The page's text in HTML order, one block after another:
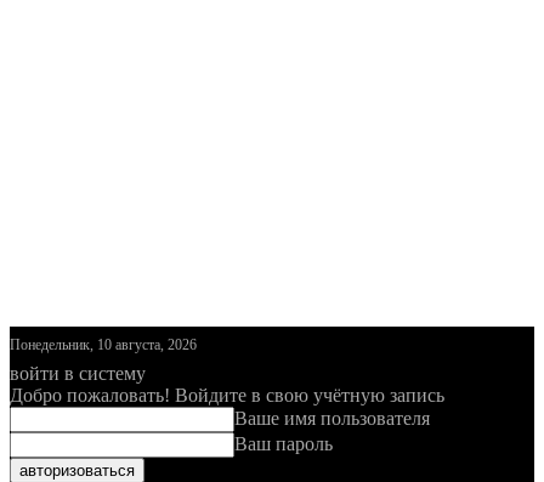
Понедельник, 10 августа, 2026
войти в систему
Добро пожаловать! Войдите в свою учётную запись
Ваше имя пользователя
Ваш пароль